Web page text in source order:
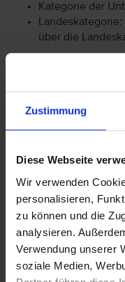
Zustimmung
Diese Webseite
Wir verwenden
personalisieren,
zu können und die
analysieren.
Verwendung unserer
soziale Medien,
Kategorie der
über die
Achtung: Bitte
Flughafen bei einigen
ist. Freigepäck und
können je nach
Informationen zu
Gepäckinformationen.
Wir möchten Sie
Ankunftstag ab 15
Ihr Hotel einchecken
Sie Ihr Zimmer bis 11
nutzen. Bitte